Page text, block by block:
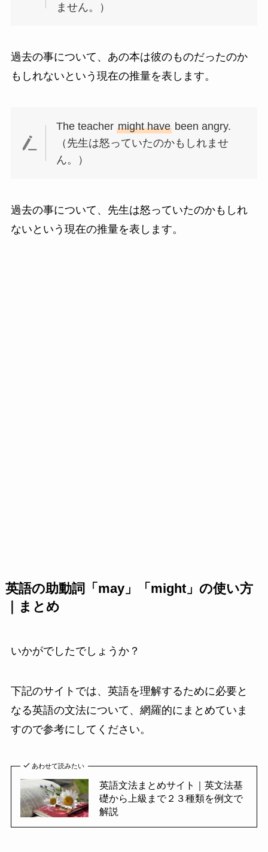
ません。）
過去の事について、あの本は彼のものだったのか
もしれないという現在の推量を表します。
The teachermight have been angry.
（先生は怒っていたのかもしれませ
ん。）
過去の事について、先生は怒っていたのかもしれ
ないという現在の推量を表します。
英語の助動詞「may」「might」の使い方
｜まとめ
いかがでしたでしょうか？
下記のサイトでは、英語を理解するために必要と
なる英語の文法について、網羅的にまとめていま
すので参考にしてください。
あわせて読みたい
英語文法まとめサイト｜英文法基
礎から上級まで２３種類を例文で
解説